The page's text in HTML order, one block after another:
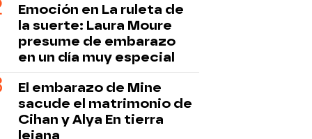
Emoción en La ruleta de
la suerte: Laura Moure
presume de embarazo
en un día muy especial
El embarazo de Mine
sacude el matrimonio de
Cihan y Alya En tierra
lejana